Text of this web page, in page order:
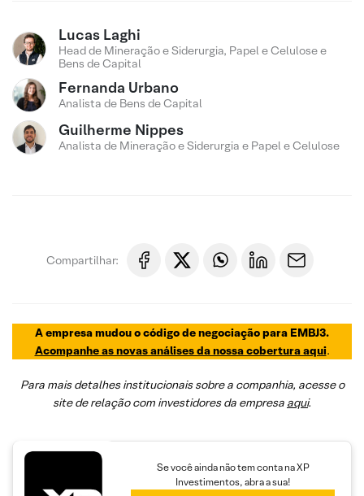
Lucas Laghi
Head de Mineração e Siderurgia, Papel e Celulose e
Bens de Capital
Fernanda Urbano
Analista de Bens de Capital
Guilherme Nippes
Analista de Mineração e Siderurgia e Papel e Celulose
Compartilhar:
A empresa mudou o código de negociação para EMBJ3.
Acompanhe as novas análises da nossa cobertura aqui.
Para mais detalhes institucionais sobre a companhia, acesse o
site de relação com investidores da empresa aqui.
Se você ainda não tem conta na XP
Investimentos, abra a sua!